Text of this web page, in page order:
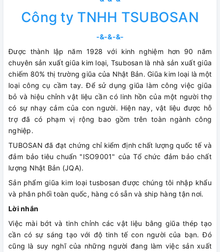
Công ty TNHH TSUBOSAN
-&-&-&-
Được thành lập năm 1928 với kinh nghiệm hơn 90 năm
chuyên sản xuất giũa kim loại, Tsubosan là nhà sản xuất giũa
chiếm 80% thị trường giũa của Nhật Bản. Giũa kim loại là một
loại công cụ cầm tay. Để sử dụng giũa làm công việc giũa
bỏ và hiệu chỉnh vật liệu cần có linh hồn của một người thợ
có sự nhạy cảm của con người. Hiện nay, vật liệu được hỗ
trợ đã có phạm vị rộng bao gồm trên toàn ngành công
nghiệp.
TUBOSAN đã đạt chứng chỉ kiểm định chất lượng quốc tế và
đảm bảo tiêu chuẩn "ISO9001" của Tổ chức đảm bảo chất
lượng Nhật Bản (JQA).
Sản phẩm giũa kim loại tusbosan được chúng tôi nhập khẩu
và phân phối toàn quốc, hàng có sẵn và ship hàng tận nơi.
Lời nhắn
Việc mài bớt và tinh chỉnh các vật liệu bằng giũa thép tạo
cần có sự sáng tạo với độ tinh tế con người của bạn. Đó
cũng là suy nghĩ của những người đang làm việc sản xuất